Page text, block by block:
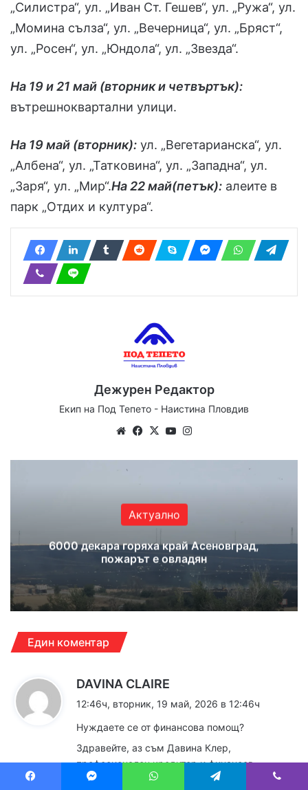
„Силистра“, ул. „Иван Ст. Гешев“, ул. „Ружа“, ул.
„Момина сълза“, ул. „Вечерница“, ул. „Бряст“,
ул. „Росен“, ул. „Юндола“, ул. „Звезда“.
На 19 и 21 май (вторник и четвъртък):
вътрешноквартални улици.
На 19 май (вторник): ул. „Вегетарианска“, ул.
„Албена“, ул. „Татковина“, ул. „Западна“, ул.
„Заря“, ул. „Мир“.На 22 май(петък): алеите в
парк „Отдих и култура“.
Дежурен Редактор
Екип на Под Тепето - Наистина Пловдив
WebsiteFacebook
X YouTube
Актуално
6000 декара горяха край Асеновград,
пожарът е овладян
Един коментар
DAVINA CLAIRE
а
:
12:46ч, вторник, 19 май, 2026 в 12:46ч
Нуждаете се от финансова помощ?
Здравейте, аз съм Давина Клер,
професионален кредитор и финансов
консултант. Представлявам доверена фирма